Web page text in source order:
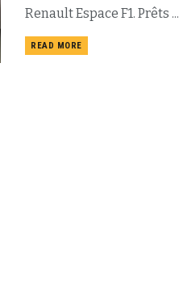
Renault Espace F1. Prêts ...
READ MORE